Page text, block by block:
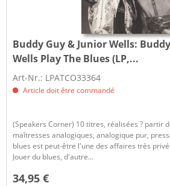
Buddy Guy & Junior Wells:
Wells Play The Blues (LP,...
Art-Nr.: LPATCO33364
Article doit être commandé
(Speakers Corner) 10 titres, réalisées ? partir
maîtresses analogiques, analogique pur,
blues est peut-être l'une des affaires très
Jouer du blues, d'autre...
34,95 €